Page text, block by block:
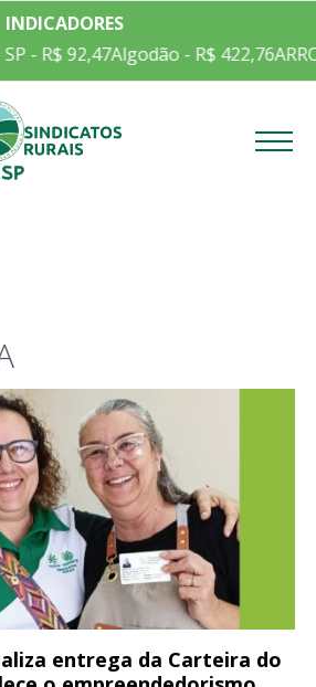
INDICADORES
R$ 92,47Algodão - R$ 422,76ARROZ
entrega da Carteira do